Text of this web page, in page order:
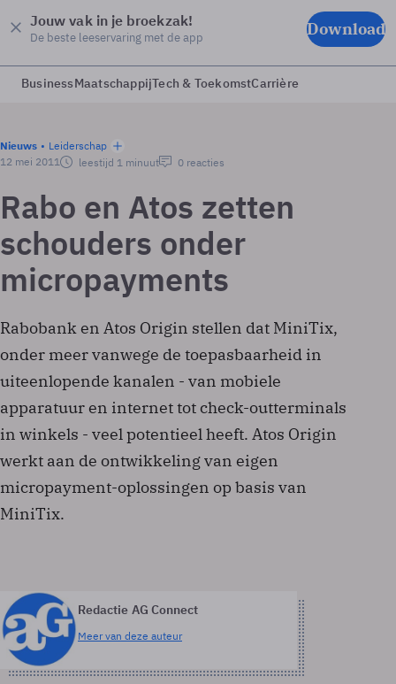
Jouw vak in je broekzak!
De beste leeservaring met de app Download
BusinessMaatschappijTech & ToekomstCarrière
Nieuws
Leiderschap
12 mei 2011
leestijd 1 minuut 0 reacties
Rabo en Atos zetten
schouders onder
micropayments
Rabobank en Atos Origin stellen dat MiniTix,
onder meer vanwege de toepasbaarheid in
uiteenlopende kanalen - van mobiele
apparatuur en internet tot check-outterminals
in winkels - veel potentieel heeft. Atos Origin
werkt aan de ontwikkeling van eigen
micropayment-oplossingen op basis van
MiniTix.
Redactie AG Connect
Meer van deze auteur